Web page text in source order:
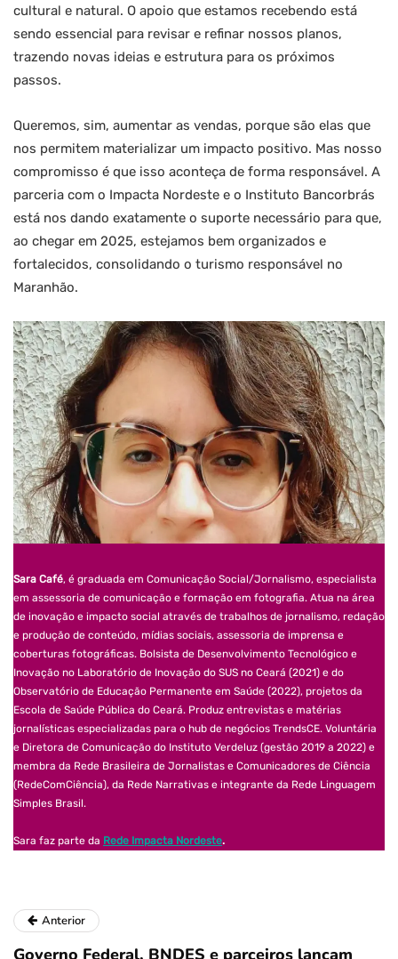
cultural e natural. O apoio que estamos recebendo está
sendo essencial para revisar e refinar nossos planos,
trazendo novas ideias e estrutura para os próximos
passos.
Queremos, sim, aumentar as vendas, porque são elas que
nos permitem materializar um impacto positivo. Mas nosso
compromisso é que isso aconteça de forma responsável. A
parceria com o Impacta Nordeste e o Instituto Bancorbrás
está nos dando exatamente o suporte necessário para que,
ao chegar em 2025, estejamos bem organizados e
fortalecidos, consolidando o turismo responsável no
Maranhão.
Sara Café, é graduada em Comunicação Social/Jornalismo, especialista
em assessoria de comunicação e formação em fotografia. Atua na área
de inovação e impacto social através de trabalhos de jornalismo, redação
e produção de conteúdo, mídias sociais, assessoria de imprensa e
coberturas fotográficas. Bolsista de Desenvolvimento Tecnológico e
Inovação no Laboratório de Inovação do SUS no Ceará (2021) e do
Observatório de Educação Permanente em Saúde (2022), projetos da
Escola de Saúde Pública do Ceará. Produz entrevistas e matérias
jornalísticas especializadas para o hub de negócios TrendsCE. Voluntária
e Diretora de Comunicação do Instituto Verdeluz (gestão 2019 a 2022) e
membra da Rede Brasileira de Jornalistas e Comunicadores de Ciência
(RedeComCiência), da Rede Narrativas e integrante da Rede Linguagem
Simples Brasil.
Sara faz parte da Rede Impacta Nordeste.
Anterior